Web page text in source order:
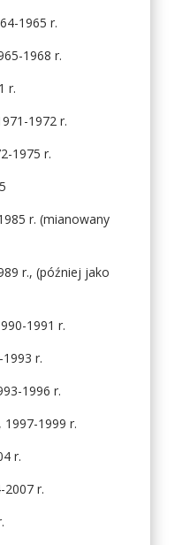
1965 r.
1968 r.
r.
1972 r.
1975 r.
r. (mianowany
r., (później jako
1991 r.
r.
1996 r.
1997-1999 r.
r.
2007 r.